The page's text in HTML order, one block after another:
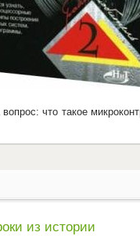
что такое
из истории